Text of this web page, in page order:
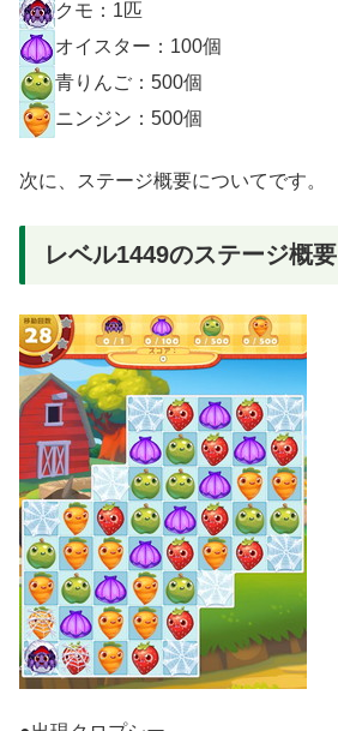
クモ：1匹
オイスター：100個
青りんご：500個
ニンジン：500個
次に、ステージ概要についてです。
レベル1449のステージ概要